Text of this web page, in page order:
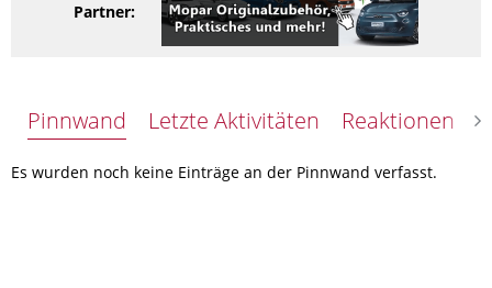
Partner:
Pinnwand Letzte Aktivitäten Reaktionen
Es wurden noch keine Einträge an der Pinnwand verfasst.